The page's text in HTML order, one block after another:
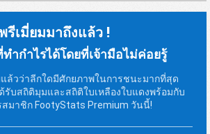
รีเมี่ยมมาถึงแล้ว !
ำกำไรได้โดยที่เจ้ามือไม่ค่อยรู้
แล้วว่าลีกใดมีศักยภาพในการชนะมากที่สุด
บสถิติมุมและสถิติใบเหลืองใบแดงพร้อมกับ
สมาชิก FootyStats Premium วันนี้!